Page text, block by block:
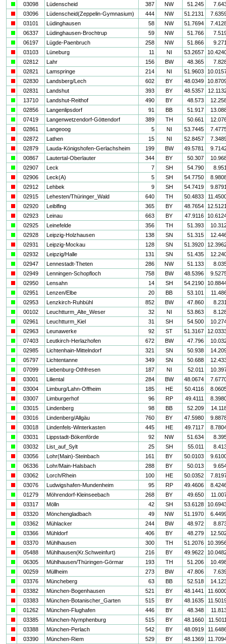
03098 Lüdenscheid 387 NW 51.245
03096 Lüdenscheid(Zeppelin-Gymnasium) 444 NW 51.2131
03101 Lüdinghausen 58 NW 51.7694
06337 Lüdinghausen-Brochtrup 59 NW 51.766
06197 Lügde-Paenbruch 258 NW 51.866
03103 Lüneburg 11 NI 53.2657
02812 Lahr 156 BW 48.365
02821 Lamspringe 214 NI 51.9603
02830 Landsberg/Lech 602 BY 48.0349
02831 Landshut 393 BY 48.5357
13710 Landshut-Reithof 490 BY 48.573
02856 Langenlipsdorf 91 BB 51.917
07419 Langenwetzendorf-Göttendorf 389 TH 50.661
02861 Langeoog 5 NI 53.7445
02872 Lathen 15 NI 52.8457
02879 Lauda-Königshofen-Gerlachsheim 199 BW 49.5781
00867 Lautertal-Oberlauter 344 BY 50.307
02907 Leck 7 SH 54.790
02906 Leck(A) 5 SH 54.7750
02912 Lehbek 9 SH 54.7419
02915 Lehesten/Thüringer_Wald 640 TH 50.4833
02920 Leiblfing 365 BY 48.7654
02923 Leinau 663 BY 47.9116
02925 Leinefelde 356 TH 51.393
02928 Leipzig-Holzhausen 138 SN 51.315
02931 Leipzig-Mockau 128 SN 51.3920
02932 Leipzig/Halle 131 SN 51.435
02947 Lennestadt-Theten 286 NW 51.133
02949 Lenningen-Schopfloch 758 BW 48.5396
02950 Lensahn 14 SH 54.2190
02951 Lenzen/Elbe 20 BB 53.101
02953 Lenzkirch-Ruhbühl 852 BW 47.860
00102 Leuchtturm_Alte_Weser 32 NI 53.863
02961 Leuchtturm_Kiel 31 SH 54.500
02963 Leunawerke 92 ST 51.3167
07403 Leutkirch-Herlazhofen 672 BW 47.796
02985 Lichtenhain-Mittelndorf 321 SN 50.938
05797 Lichtentanne 349 SN 50.688
07099 Liebenburg-Othfresen 187 NI 52.011
03001 Liliental 284 BW 48.0674
03004 Limburg/Lahn-Offheim 185 HE 50.4116
03007 Limburgerhof 96 RP 49.4111
03015 Lindenberg 98 BB 52.209
03016 Lindenberg/Allgäu 760 BY 47.5980
03018 Lindenfels-Winterkasten 445 HE 49.7117
03031 Lippstadt-Bökenförde 92 NW 51.634
03032 List_auf_Sylt 25 SH 55.011
03056 Lohr(Main)-Steinbach 161 BY 50.0103
06336 Lohr/Main-Halsbach 288 BY 50.013
03062 Lorch/Rhein 100 HE 50.0352
03076 Ludwigshafen-Mundenheim 95 RP 49.4606
01279 Möhrendorf-Kleinseebach 268 BY 49.650
03317 Mölln 42 SH 53.6128
03320 Mönchengladbach 49 NW 51.1970
03362 Mühlacker 244 BW 48.972
03366 Mühldorf 406 BY 48.279
03370 Mühlhausen 300 TH 51.2076
05488 Mühlhausen(Kr.Schweinfurt) 216 BY 49.9622
06305 Mühlhausen/Thüringen-Görmar 193 TH 51.206
00259 Müllheim 273 BW 47.806
03376 Müncheberg 63 BB 52.518
03382 München-Bogenhausen 521 BY 48.1441
03383 München-Botanischer_Garten 515 BY 48.1635
01262 München-Flughafen 446 BY 48.348
03385 München-Nymphenburg 515 BY 48.1660
03388 München-Perlach 542 BY 48.0919
03390 München-Riem 529 BY 48.1369